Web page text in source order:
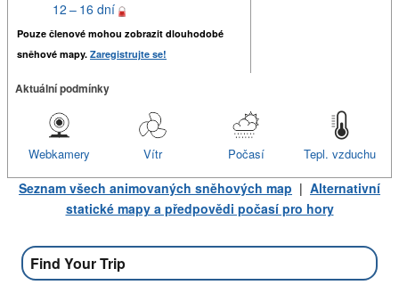
12 – 16 dní
Pouze členové mohou zobrazit dlouhodobé
sněhové mapy. Zaregistrujte se!
Aktuální podmínky
Tepl. vzduchu
Počasí
Vítr
Webkamery
Seznam všech animovaných sněhových map | Alternativní
statické mapy a předpovědi počasí pro hory
Find Your Trip